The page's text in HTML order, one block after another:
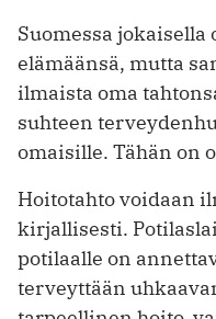
Suomessa
elämäänsä, mutta
ilmaista oma
suhteen
omaisille. Tähän on
Hoitotahto voidaan
kirjallisesti.
potilaalle on
terveyttään